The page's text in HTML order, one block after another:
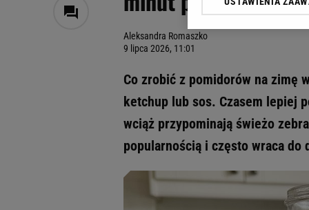
Aleksandra Romaszko
9 lipca 2026, 11:01
Co zrobić z pomidorów na zimę
ketchup lub sos. Czasem lepiej
wciąż przypominają świeżo
popularnością i często wraca do
Klikając „Akceptuję”
dotyczące plików
My, nasi Zaufani
Użycie dokładnych
Przechowywanie
badnie odbiorców i